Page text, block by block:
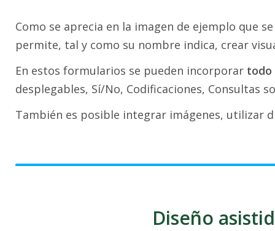
Como se aprecia en la imagen de ejemplo que
permite, tal y como su nombre indica, crear
En estos formularios se pueden incorporar todo
desplegables, Sí/No, Codificaciones, Consultas
También es posible integrar imágenes, utilizar
Diseño